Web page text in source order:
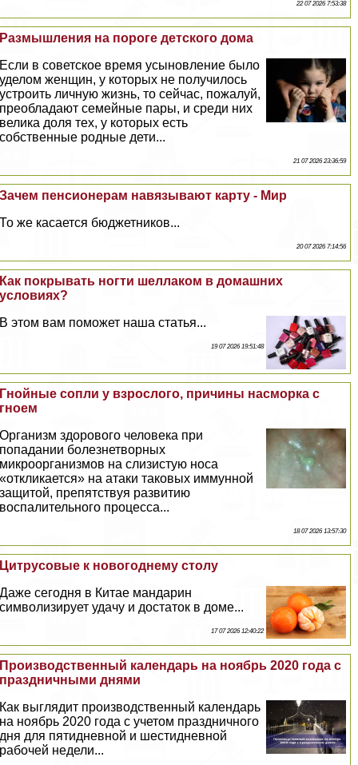
22 07 2026 7:53:38
Размышления на пороге детского дома
Если в советское время усыновление было
уделом женщин, у которых не получилось
устроить личную жизнь, то сейчас, пожалуй,
преобладают семейные пары, и среди них
велика доля тех, у которых есть
собственные родные дети...
21 07 2026 23:36:59
Зачем пенсионерам навязывают карту - Мир
То же касается бюджетников...
20 07 2026 7:14:56
Как покрывать ногти шеллаком в домашних
условиях?
В этом вам поможет наша статья...
19 07 2026 19:51:48
Гнойные сопли у взрослого, причины насморка с
гноем
Организм здорового человека при
попадании болезнетворных
микроорганизмов на слизистую носа
«откликается» на атаки таковых иммунной
защитой, препятствуя развитию
воспалительного процесса...
18 07 2026 13:57:30
Цитрусовые к новогоднему столу
Даже сегодня в Китае мaндарин
символизирует удачу и достаток в доме...
17 07 2026 12:40:22
Производственный календарь на ноябрь 2020 года с
праздничными днями
Как выглядит производственный календарь
на ноябрь 2020 года с учетом праздничного
дня для пятидневной и шестидневной
рабочей недели...